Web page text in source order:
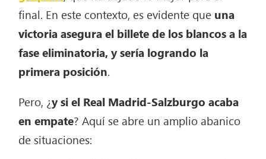
final. En este contexto, es evidente que una
victoria asegura el billete de los blancos a la
fase eliminatoria, y sería logrando la
primera posición.
Pero, ¿y si el Real Madrid-Salzburgo acaba
en empate? Aquí se abre un amplio abanico
de situaciones: